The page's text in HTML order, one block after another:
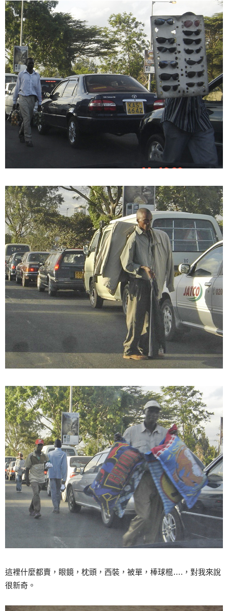
這裡什麼都賣，眼鏡，枕頭，西裝，被單，棒球棍….，對我來說
很新奇。